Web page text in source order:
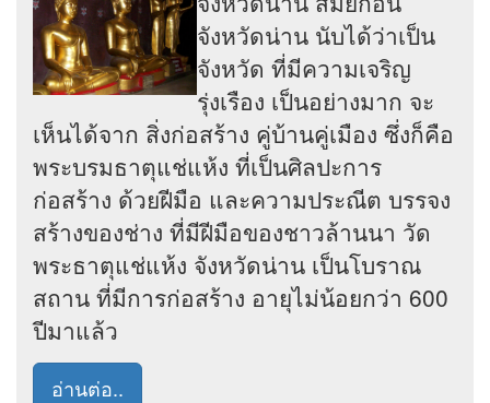
จังหวัดน่าน นับได้ว่าเป็น
จังหวัด ที่มีความเจริญ
รุ่งเรือง เป็นอย่างมาก จะ
เห็นได้จาก สิ่งก่อสร้าง คู่บ้านคู่เมือง ซึ่งก็คือ
พระบรมธาตุแช่แห้ง ที่เป็นศิลปะการ
ก่อสร้าง ด้วยฝีมือ และความประณีต บรรจง
สร้างของช่าง ที่มีฝีมือของชาวล้านนา วัด
พระธาตุแช่แห้ง จังหวัดน่าน เป็นโบราณ
สถาน ที่มีการก่อสร้าง อายุไม่น้อยกว่า 600
ปีมาแล้ว
อ่านต่อ..